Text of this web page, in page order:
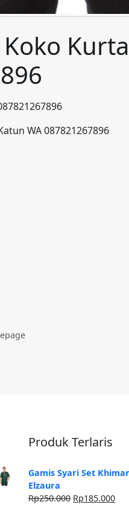
WA 087821267896
Produk Terlaris
Gamis Syari Set
Elzaura
Rp250.000 Harga
Rp185.000